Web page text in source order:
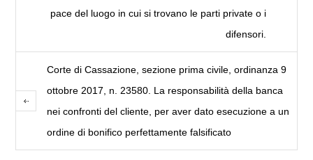
pace del luogo in cui si trovano le parti private o i
difensori.
Corte di Cassazione, sezione prima civile, ordinanza 9
ottobre 2017, n. 23580. La responsabilità della banca
nei confronti del cliente, per aver dato esecuzione a un
ordine di bonifico perfettamente falsificato